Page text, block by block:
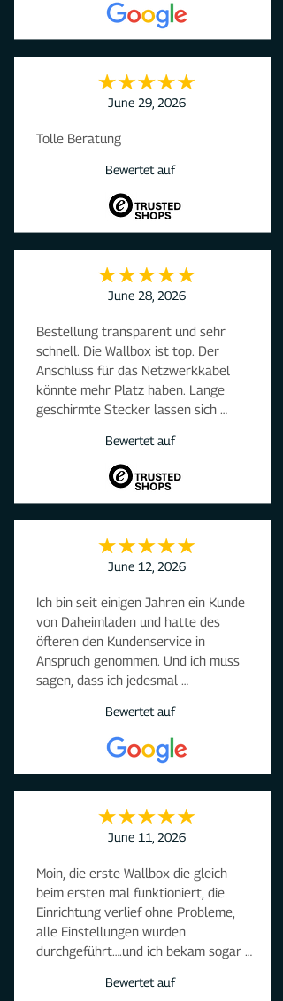
June 29, 2026
Tolle Beratung
Bewertet auf
June 28, 2026
Bestellung transparent und sehr
schnell. Die Wallbox ist top. Der
Anschluss für das Netzwerkkabel
könnte mehr Platz haben. Lange
geschirmte Stecker lassen sich
Wallbox nicht ganz gerecht. Die
wichtigsten Sachverhalte sind nicht
auf einer Hauptebene und damit
schwer zu indentifizieren. Viel
Schnickschnack, welchen man nicht
Bewertet auf
June 12, 2026
Ich bin seit einigen Jahren ein Kunde
von Daheimladen und hatte des
öfteren den Kundenservice in
Anspruch genommen. Und ich muss
sagen, dass ich jedesmal
Anfragen wurden immer sehr schnell
beantwortet. Und immer war eine
Lösung für mein Problem das
Ergebnis. Besser kann ein
Service/Support meiner Meinung
nicht sein. Ich kann diese Firma nur
weiter empfehlen.
Bewertet auf
June 11, 2026
Moin, die erste Wallbox die gleich
beim ersten mal funktioniert, die
Einrichtung verlief ohne Probleme,
alle Einstellungen wurden
durchgeführt….und ich bekam sogar
Bewertet auf